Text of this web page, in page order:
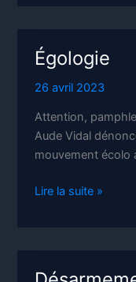
Égologie
26 avril 2023
Attention,
Aude Vidal
mouvement écolo
Égologie
Lire la suite »